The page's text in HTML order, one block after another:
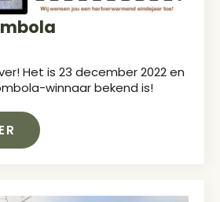
Het is 23 december 2022 en
winnaar bekend is!